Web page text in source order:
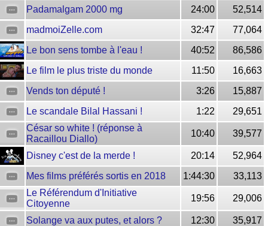
Padamalgam 2000 mg
24:00
52,514
madmoiZelle.com
32:47
77,064
Le bon sens tombe à l'eau !
40:52
86,586
Le film le plus triste du monde
11:50
16,663
Vends ton député !
3:26
15,887
Le scandale Bilal Hassani !
1:22
29,651
César so white ! (réponse à
Racaillou Diallo)
10:40 39,577
Disney c'est de la merde ! 20:14
52,964
Mes films préférés sortis en 2018
1:44:30
33,113
Le Référendum d'Initiative
Citoyenne
19:56 29,006
Solange va aux putes, et alors ? 12:30
35,917